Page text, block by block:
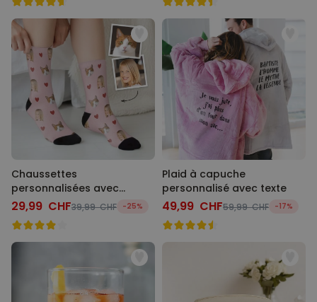
Chaussettes
personnalisées avec
animal de compagnie et
visage
29,99 CHF39,99 CHF -25%
Plaid à capuche
personnalisé avec texte
49,99 CHF59,99 CHF -17%